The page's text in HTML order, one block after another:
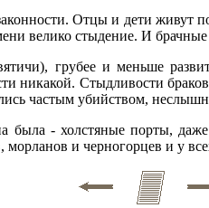
Отцы и дети живут
велико стыдение. И брачные
грубее и меньше
никакой. Стыдливости
частым убийством,
была - холстяные порты,
и черногорцев и у